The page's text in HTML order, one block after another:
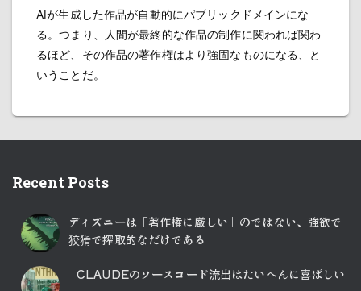
AIが生成した作品が自動的にパブリックドメインにな
る。つまり、人間が最終的な作品の制作に関われば関わ
るほど、その作品の著作権はより強固なものになる、と
いうことだ。
Recent Posts
ディズニーは「著作権に厳しい」のではない、強欲で
狡猾で搾取的なだけである
CLAUDEのソースコード流出はたいへんに喜ばしい